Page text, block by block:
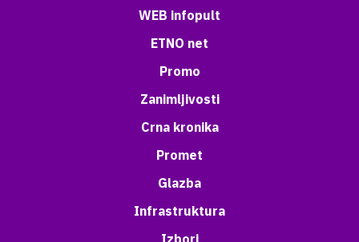
WEB infopult
ETNO net
Promo
Zanimljivosti
Crna kronika
Promet
Glazba
Infrastruktura
Izbori